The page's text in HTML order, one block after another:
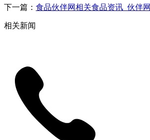
下一篇： 食品伙伴网相关食品资讯_伙伴网
相关新闻